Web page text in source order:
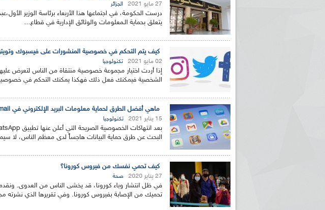
27 مايو 2021 الجزائر
درست الحكومة، في اجتماعها هذا الأربعاء برئاسة الوزير
يتعلق بحماية الـمعلومات والوثائق الإدارية في قطاع...
كيف يتم التحكم في خصوصية المنشورات على فيسبوك
02 مايو 2021 تكنولوجيا
إذا أردت اختيار مجموعة خصوصية منتقاة من الناس لتعرض
الشخصية فيمكنك فعل ذلك فهكذا يمكنك التحكم في
ماهي أفضل الطرق لحماية معلومات البريد الإلكتروني في Gmail ؟
15 يناير 2021 تكنولوجيا
البحث عن طرق حماية البيانات هاجساً لدى معظم الناس، لا
كيف تحمي نفسك من فيروس كورونا؟
27 يناير 2020 صحة
تحميك من الإصابة بفيروس كورونا. وفي تقريرها الذي نشرته